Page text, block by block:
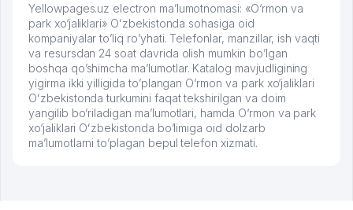
Yellowpages.uz electron ma’lumotnomasi: «O‘rmon va
park xo‘jaliklari» Oʻzbekistonda sohasiga oid
kompaniyalar to’liq ro’yhati. Telefonlar, manzillar, ish vaqti
va resursdan 24 soat davrida olish mumkin bo’lgan
boshqa qo’shimcha ma’lumotlar. Katalog mavjudligining
yigirma ikki yilligida to’plangan O‘rmon va park xo‘jaliklari
Oʻzbekistonda turkumini faqat tekshirilgan va doim
yangilib bo’riladigan ma’lumotlari, hamda O‘rmon va park
xo‘jaliklari Oʻzbekistonda bo’limiga oid dolzarb
ma’lumotlarni to’plagan bepul telefon xizmati.